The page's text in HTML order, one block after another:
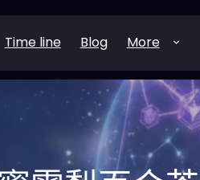
Time line Blog More